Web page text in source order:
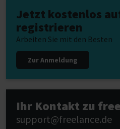
Jetzt kostenlos
registrieren
Arbeiten Sie mit den Besten
Zur Anmeldung
Ihr Kontakt zu
support@freelance.de